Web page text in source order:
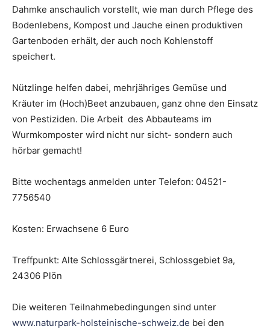
Dahmke anschaulich vorstellt, wie man durch Pflege des
Bodenlebens, Kompost und Jauche einen produktiven
Gartenboden erhält, der auch noch Kohlenstoff
speichert.
Nützlinge helfen dabei, mehrjähriges Gemüse und
Kräuter im (Hoch)Beet anzubauen, ganz ohne den Einsatz
von Pestiziden. Die Arbeit des Abbauteams im
Wurmkomposter wird nicht nur sicht- sondern auch
hörbar gemacht!
Bitte wochentags anmelden unter Telefon: 04521-
7756540
Kosten: Erwachsene 6 Euro
Treffpunkt: Alte Schlossgärtnerei, Schlossgebiet 9a,
24306 Plön
Die weiteren Teilnahmebedingungen sind unter
www.naturpark-holsteinische-schweiz.de bei den